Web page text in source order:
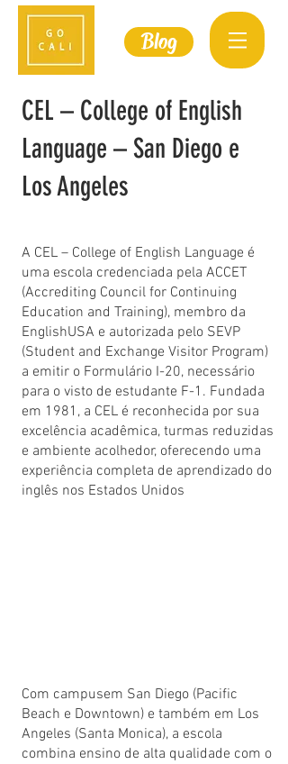
Blog
CEL – College of English
Language – San Diego e
Los Angeles
A CEL – College of English Language é
uma escola credenciada pela ACCET
(Accrediting Council for Continuing
Education and Training), membro da
EnglishUSA e autorizada pelo SEVP
(Student and Exchange Visitor Program)
a emitir o Formulário I-20, necessário
para o visto de estudante F-1. Fundada
em 1981, a CEL é reconhecida por sua
excelência acadêmica, turmas reduzidas
e ambiente acolhedor, oferecendo uma
experiência completa de aprendizado do
inglês nos Estados Unidos
Com campusem San Diego (Pacific
Beach e Downtown) e também em Los
Angeles (Santa Monica), a escola
combina ensino de alta qualidade com o